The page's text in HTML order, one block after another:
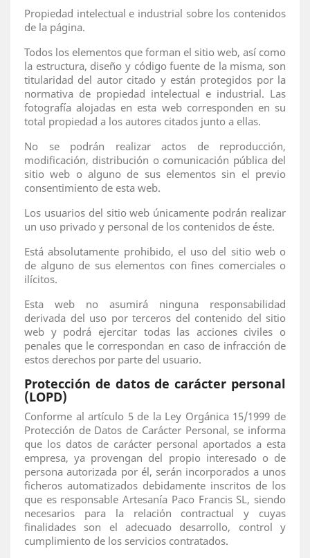
Propiedad intelectual e industrial sobre los contenidos
de la página.
Todos los elementos que forman el sitio web, así como
la estructura, diseño y código fuente de la misma, son
titularidad del autor citado y están protegidos por la
normativa de propiedad intelectual e industrial. Las
fotografía alojadas en esta web corresponden en su
total propiedad a los autores citados junto a ellas.
No se podrán realizar actos de reproducción,
modificación, distribución o comunicación pública del
sitio web o alguno de sus elementos sin el previo
consentimiento de esta web.
Los usuarios del sitio web únicamente podrán realizar
un uso privado y personal de los contenidos de éste.
Está absolutamente prohibido, el uso del sitio web o
de alguno de sus elementos con fines comerciales o
ilícitos.
Esta web no asumirá ninguna responsabilidad
derivada del uso por terceros del contenido del sitio
web y podrá ejercitar todas las acciones civiles o
penales que le correspondan en caso de infracción de
estos derechos por parte del usuario.
Protección de datos de carácter personal
(LOPD)
Conforme al artículo 5 de la Ley Orgánica 15/1999 de
Protección de Datos de Carácter Personal, se informa
que los datos de carácter personal aportados a esta
empresa, ya provengan del propio interesado o de
persona autorizada por él, serán incorporados a unos
ficheros automatizados debidamente inscritos de los
que es responsable Artesanía Paco Francis SL, siendo
necesarios para la relación contractual y cuyas
finalidades son el adecuado desarrollo, control y
cumplimiento de los servicios contratados.